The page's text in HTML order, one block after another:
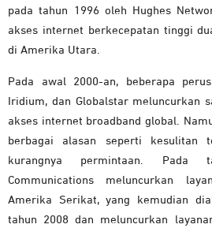
pada tahun 1996 oleh Hughes
akses internet berkecepatan tinggi
di Amerika Utara.
Pada awal 2000-an, beberapa
Iridium, dan Globalstar meluncurkan
akses internet broadband global.
berbagai alasan seperti kesulitan
kurangnya permintaan. Pada
Communications meluncurkan
Amerika Serikat, yang kemudian
tahun 2008 dan meluncurkan